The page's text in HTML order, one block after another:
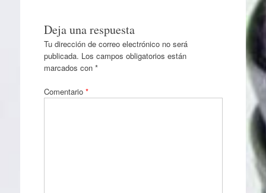
Deja una respuesta
Tu dirección de correo electrónico no será
publicada. Los campos obligatorios están
marcados con *
Comentario *